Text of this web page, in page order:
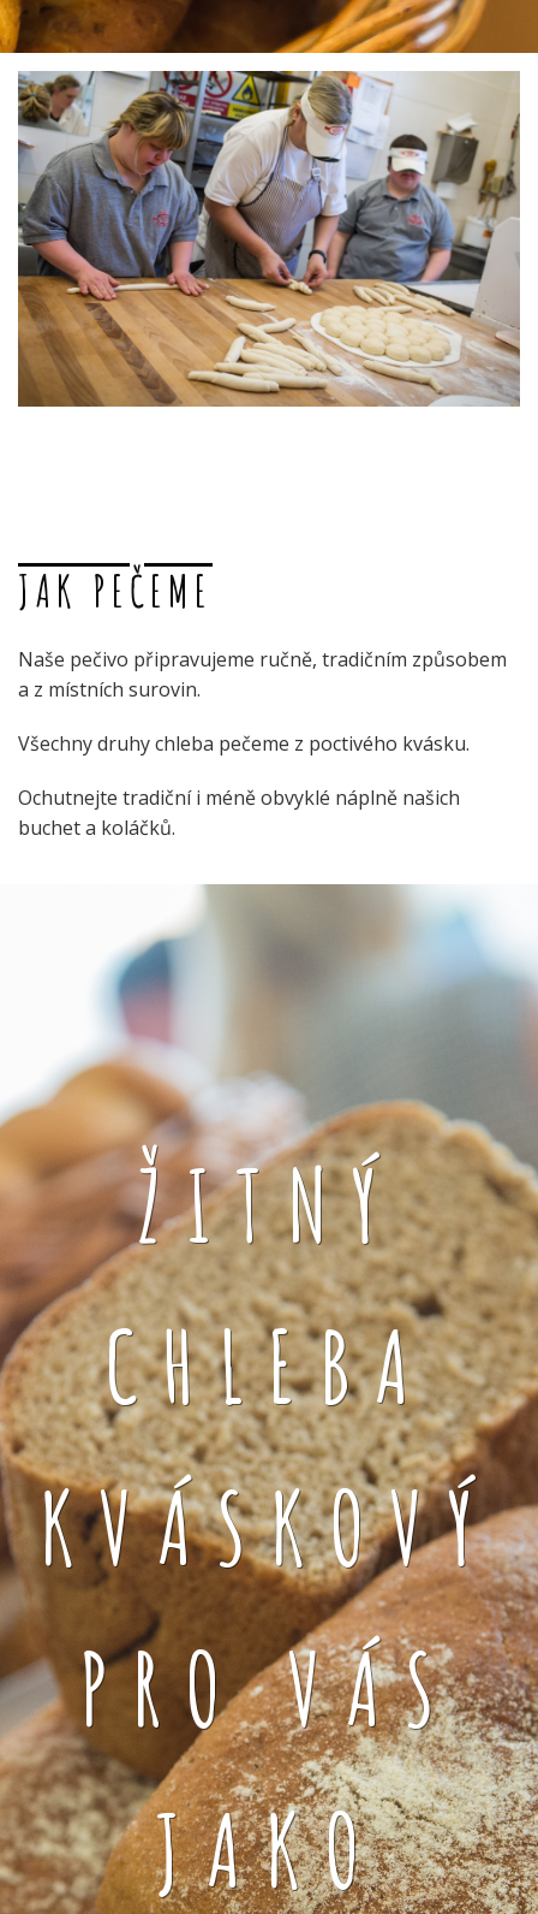
JAK PEČEME
Naše pečivo připravujeme ručně, tradičním způsobem
a z místních surovin.
Všechny druhy chleba pečeme z poctivého kvásku.
Ochutnejte tradiční i méně obvyklé náplně našich
buchet a koláčků.
ŽITNÝ
CHLEBA
KVÁSKOVÝ
PRO VÁS
JAKO